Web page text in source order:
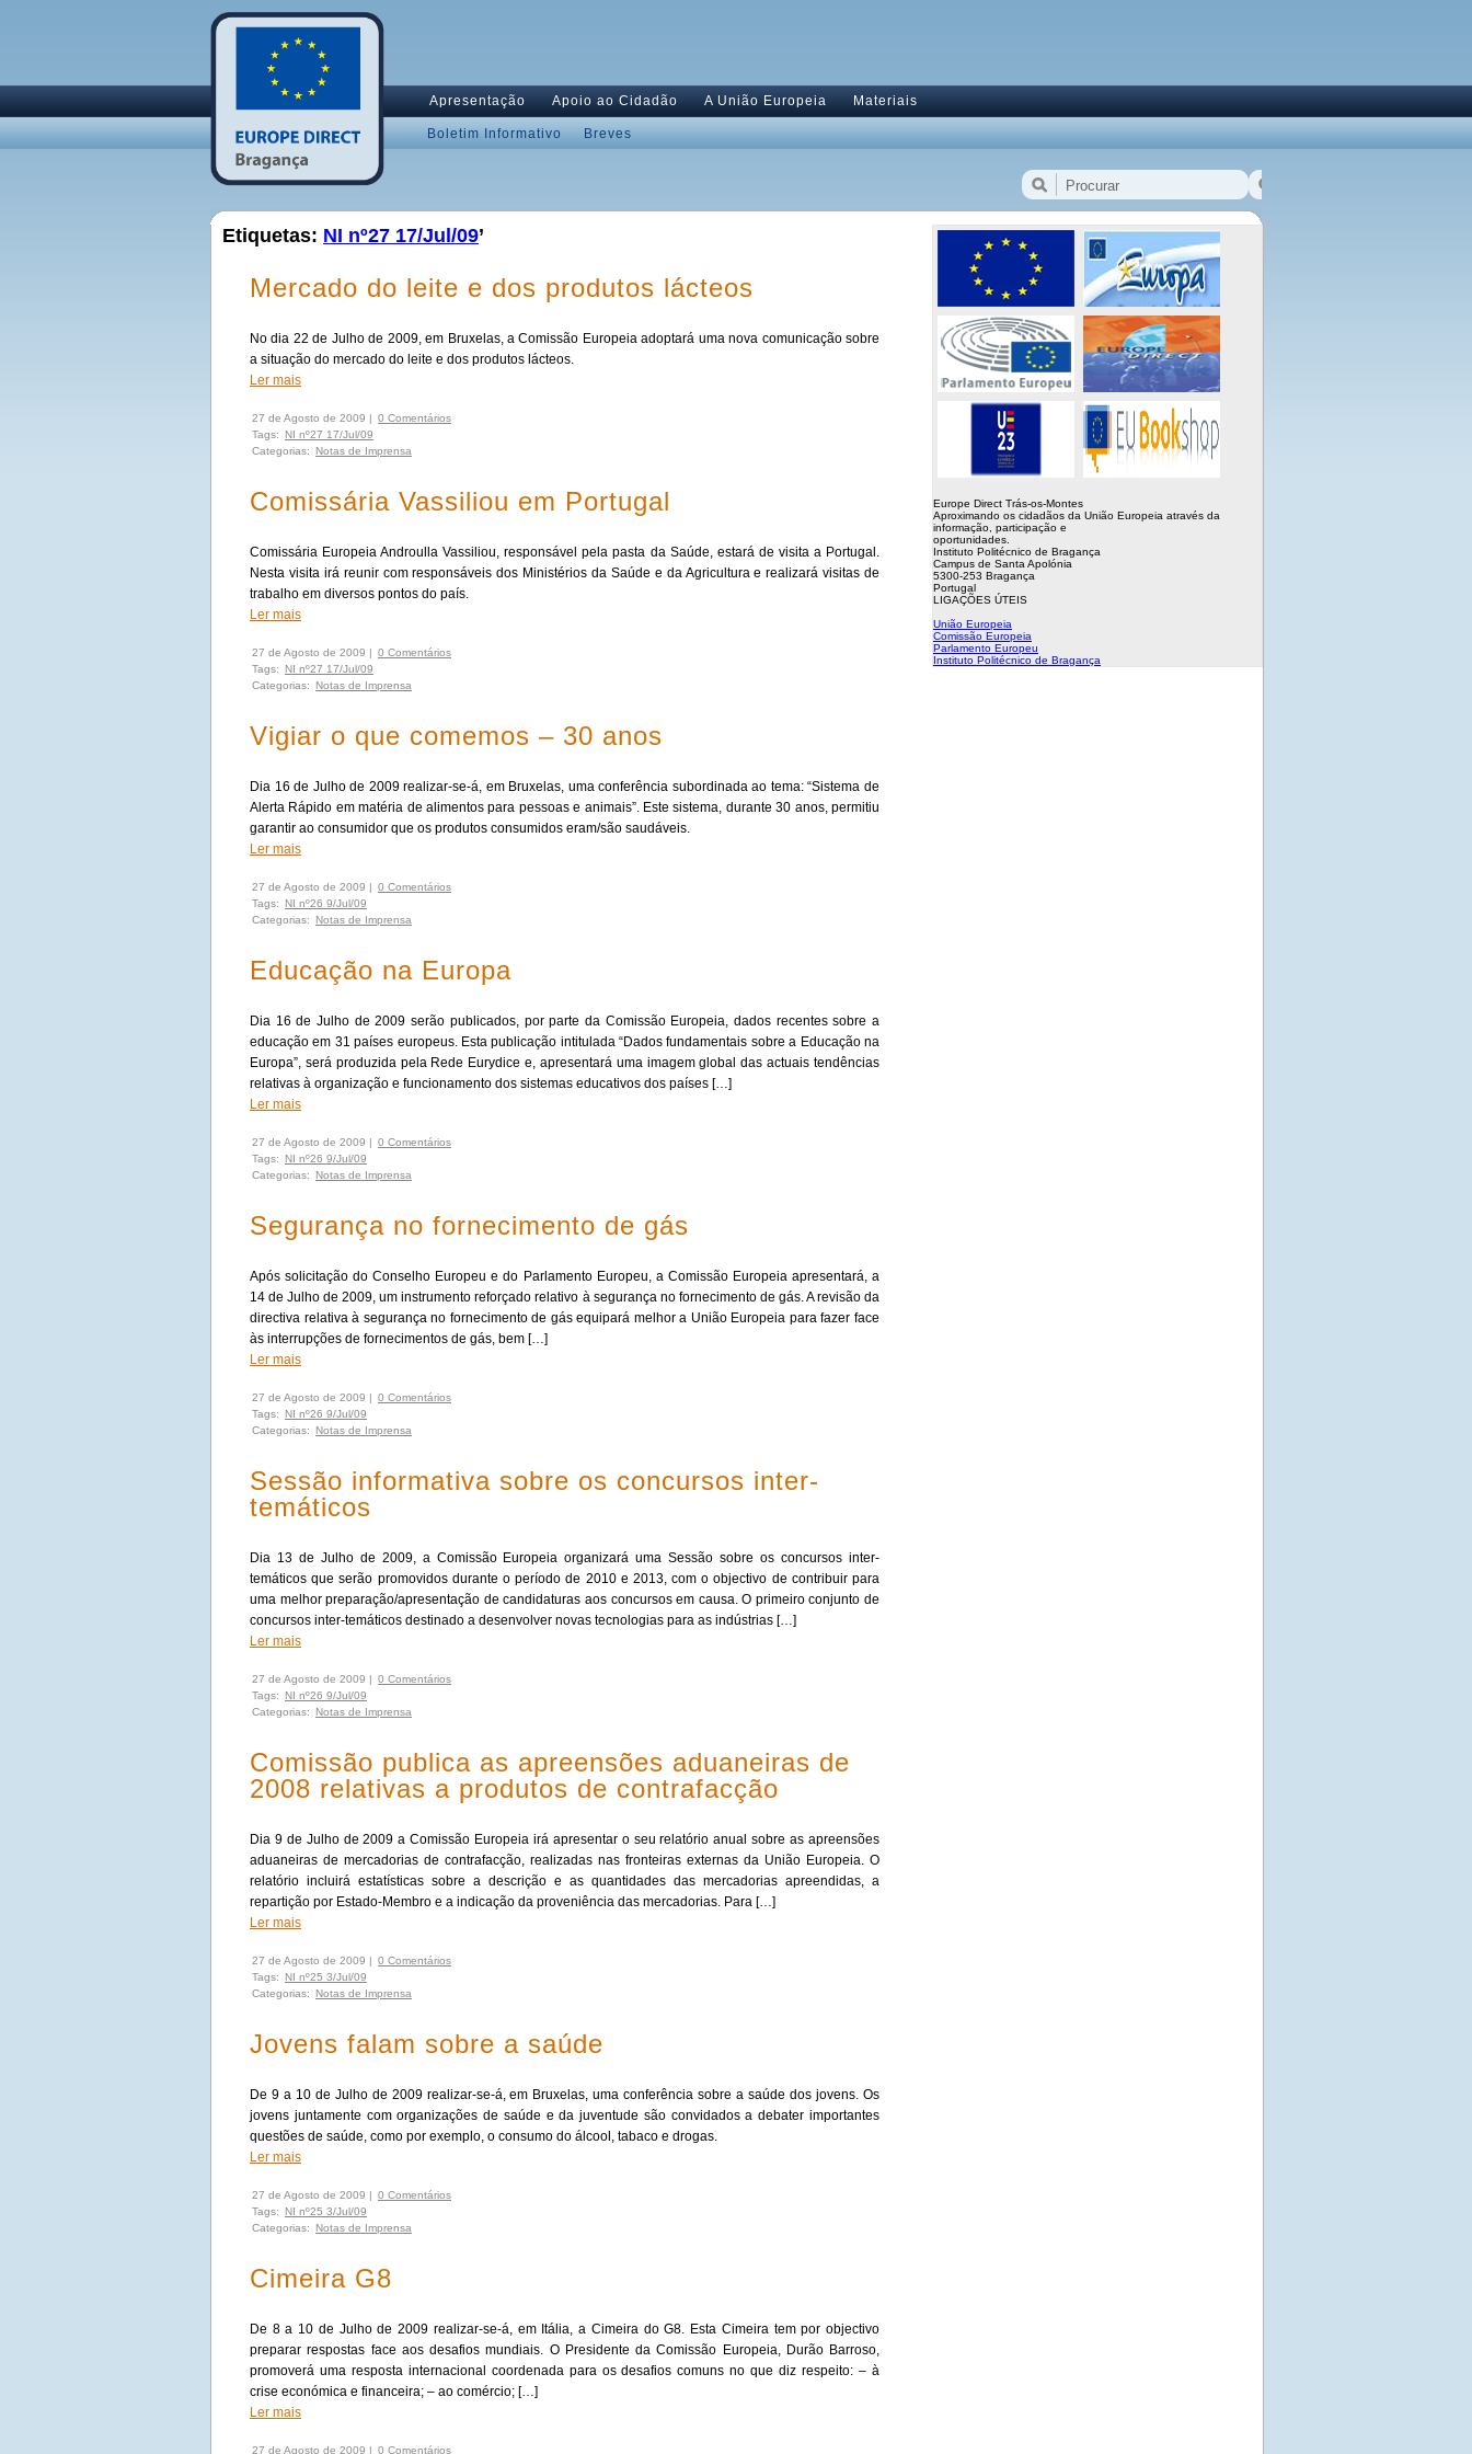
Apresentação Apoio ao Cidadão A União Europeia Materiais
Boletim Informativo Breves
Etiquetas: NI nº27 17/Jul/09’
Mercado do leite e dos produtos lácteos
No dia 22 de Julho de 2009, em Bruxelas, a Comissão Europeia adoptará uma nova comunicação sobre
a situação do mercado do leite e dos produtos lácteos.
Ler mais
27 de Agosto de 2009 | 0 Comentários
Tags:
NI nº27 17/Jul/09
Categorias:
Notas de Imprensa
Comissária Vassiliou em Portugal
Comissária Europeia Androulla Vassiliou, responsável pela pasta da Saúde, estará de visita a Portugal.
Nesta visita irá reunir com responsáveis dos Ministérios da Saúde e da Agricultura e realizará visitas de
trabalho em diversos pontos do país.
Ler mais
27 de Agosto de 2009 | 0 Comentários
Tags:
NI nº27 17/Jul/09
Categorias:
Notas de Imprensa
Vigiar o que comemos – 30 anos
Dia 16 de Julho de 2009 realizar-se-á, em Bruxelas, uma conferência subordinada ao tema: “Sistema de
Alerta Rápido em matéria de alimentos para pessoas e animais”. Este sistema, durante 30 anos, permitiu
garantir ao consumidor que os produtos consumidos eram/são saudáveis.
Ler mais
27 de Agosto de 2009 | 0 Comentários
Tags:
NI nº26 9/Jul/09
Categorias:
Notas de Imprensa
Educação na Europa
Dia 16 de Julho de 2009 serão publicados, por parte da Comissão Europeia, dados recentes sobre a
educação em 31 países europeus. Esta publicação intitulada “Dados fundamentais sobre a Educação na
Europa”, será produzida pela Rede Eurydice e, apresentará uma imagem global das actuais tendências
relativas à organização e funcionamento dos sistemas educativos dos países […]
Ler mais
27 de Agosto de 2009 | 0 Comentários
Tags:
NI nº26 9/Jul/09
Categorias:
Notas de Imprensa
Segurança no fornecimento de gás
Após solicitação do Conselho Europeu e do Parlamento Europeu, a Comissão Europeia apresentará, a
14 de Julho de 2009, um instrumento reforçado relativo à segurança no fornecimento de gás. A revisão da
directiva relativa à segurança no fornecimento de gás equipará melhor a União Europeia para fazer face
às interrupções de fornecimentos de gás, bem […]
Ler mais
27 de Agosto de 2009 | 0 Comentários
Tags:
NI nº26 9/Jul/09
Categorias:
Notas de Imprensa
Sessão informativa sobre os concursos inter-
temáticos
Dia 13 de Julho de 2009, a Comissão Europeia organizará uma Sessão sobre os concursos inter-
temáticos que serão promovidos durante o período de 2010 e 2013, com o objectivo de contribuir para
uma melhor preparação/apresentação de candidaturas aos concursos em causa. O primeiro conjunto de
concursos inter-temáticos destinado a desenvolver novas tecnologias para as indústrias […]
Ler mais
27 de Agosto de 2009 | 0 Comentários
Tags:
NI nº26 9/Jul/09
Categorias:
Notas de Imprensa
Comissão publica as apreensões aduaneiras de
2008 relativas a produtos de contrafacção
Dia 9 de Julho de 2009 a Comissão Europeia irá apresentar o seu relatório anual sobre as apreensões
aduaneiras de mercadorias de contrafacção, realizadas nas fronteiras externas da União Europeia. O
relatório incluirá estatísticas sobre a descrição e as quantidades das mercadorias apreendidas, a
repartição por Estado-Membro e a indicação da proveniência das mercadorias. Para […]
Ler mais
27 de Agosto de 2009 | 0 Comentários
Tags:
NI nº25 3/Jul/09
Categorias:
Notas de Imprensa
Jovens falam sobre a saúde
De 9 a 10 de Julho de 2009 realizar-se-á, em Bruxelas, uma conferência sobre a saúde dos jovens. Os
jovens juntamente com organizações de saúde e da juventude são convidados a debater importantes
questões de saúde, como por exemplo, o consumo do álcool, tabaco e drogas.
Ler mais
27 de Agosto de 2009 | 0 Comentários
Tags:
NI nº25 3/Jul/09
Categorias:
Notas de Imprensa
Cimeira G8
De 8 a 10 de Julho de 2009 realizar-se-á, em Itália, a Cimeira do G8. Esta Cimeira tem por objectivo
preparar respostas face aos desafios mundiais. O Presidente da Comissão Europeia, Durão Barroso,
promoverá uma resposta internacional coordenada para os desafios comuns no que diz respeito: – à
crise económica e financeira; – ao comércio; […]
Ler mais
27 de Agosto de 2009 | 0 Comentários
Europe Direct Trás-os-Montes
Aproximando os cidadãos da União Europeia através da
informação, participação e
oportunidades.
Instituto Politécnico de Bragança
Campus de Santa Apolónia
5300-253 Bragança
Portugal
LIGAÇÕES ÚTEIS
União Europeia
Comissão Europeia
Parlamento Europeu
Instituto Politécnico de Bragança